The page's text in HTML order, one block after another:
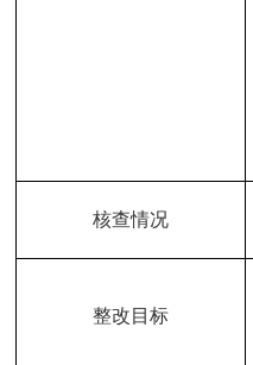
核查情况
整改目标